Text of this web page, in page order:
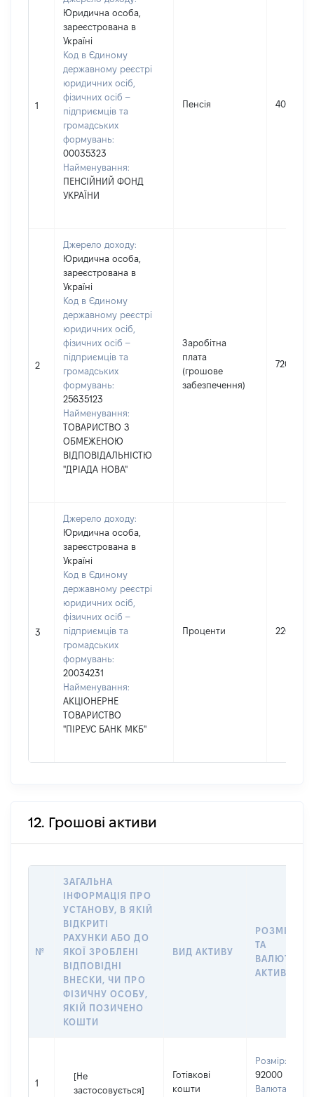
1
Юридична особа,
зареєстрована в
Україні
Код в Єдиному
державному реєстрі
юридичних осіб,
фізичних осіб –
підприємців та
громадських
формувань:
00035323
Найменування:
ПЕНСІЙНИЙ ФОНД
УКРАЇНИ
Пенсія 40991
2
Джерело доходу:
Юридична особа,
зареєстрована в
Україні
Код в Єдиному
державному реєстрі
юридичних осіб,
фізичних осіб –
підприємців та
громадських
формувань:
25635123
Найменування:
ТОВАРИСТВО З
ОБМЕЖЕНОЮ
ВІДПОВІДАЛЬНІСТЮ
"ДРІАДА НОВА"
Заробітна
плата
(грошове
забезпечення)
72000
3
Джерело доходу:
Юридична особа,
зареєстрована в
Україні
Код в Єдиному
державному реєстрі
юридичних осіб,
фізичних осіб –
підприємців та
громадських
формувань:
20034231
Найменування:
АКЦІОНЕРНЕ
ТОВАРИСТВО
"ПІРЕУС БАНК МКБ"
Проценти 22070
12. Грошові активи
№
ЗАГАЛЬНА
ІНФОРМАЦІЯ ПРО
УСТАНОВУ, В ЯКІЙ
ВІДКРИТІ
РАХУНКИ АБО ДО
ЯКОЇ ЗРОБЛЕНІ
ВІДПОВІДНІ
ВНЕСКИ, ЧИ ПРО
ФІЗИЧНУ ОСОБУ,
ЯКІЙ ПОЗИЧЕНО
КОШТИ
ВИД АКТИВУ
РОЗМІР
ТА
ВАЛЮТА
АКТИВУ
1
[Не
застосовується]
Готівкові
кошти
Розмір:
92000
Валюта: